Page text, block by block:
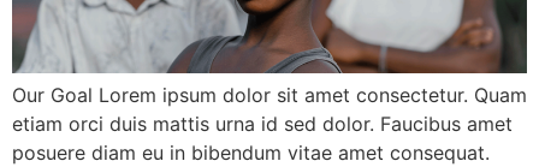
Our Goal Lorem ipsum dolor sit amet consectetur. Quam
etiam orci duis mattis urna id sed dolor. Faucibus amet
posuere diam eu in bibendum vitae amet consequat.